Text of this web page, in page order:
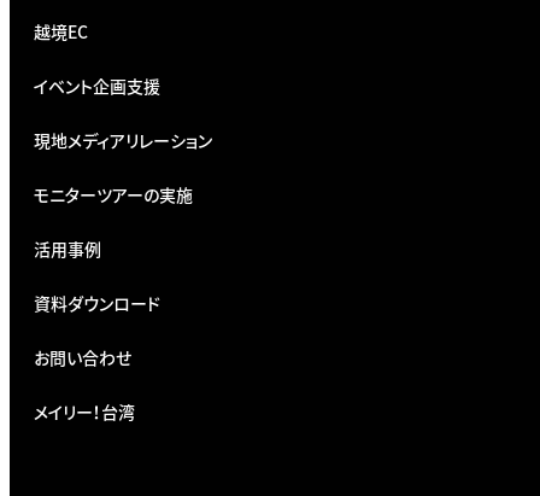
越境EC
イベント企画支援
現地メディアリレーション
モニターツアーの実施
活用事例
資料ダウンロード
お問い合わせ
メイリー！台湾